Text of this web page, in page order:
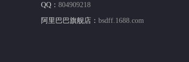
QQ： 804909218
阿里巴巴旗舰店： bsdff.1688.com